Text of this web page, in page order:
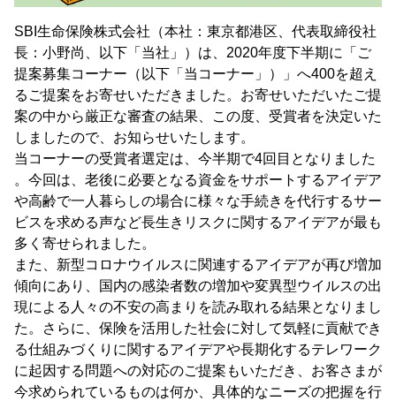
SBI生命保険株式会社（本社：東京都港区、代表取締役社
長：小野尚、以下「当社」）は、2020年度下半期に「ご
提案募集コーナー（以下「当コーナー」）」へ400を超え
るご提案をお寄せいただきました。お寄せいただいたご提
案の中から厳正な審査の結果、この度、受賞者を決定いた
しましたので、お知らせいたします。
当コーナーの受賞者選定は、今半期で4回目となりました
。今回は、老後に必要となる資金をサポートするアイデア
や高齢で一人暮らしの場合に様々な手続きを代行するサー
ビスを求める声など長生きリスクに関するアイデアが最も
多く寄せられました。
また、新型コロナウイルスに関連するアイデアが再び増加
傾向にあり、国内の感染者数の増加や変異型ウイルスの出
現による人々の不安の高まりを読み取れる結果となりまし
た。さらに、保険を活用した社会に対して気軽に貢献でき
る仕組みづくりに関するアイデアや長期化するテレワーク
に起因する問題への対応のご提案もいただき、お客さまが
今求められているものは何か、具体的なニーズの把握を行